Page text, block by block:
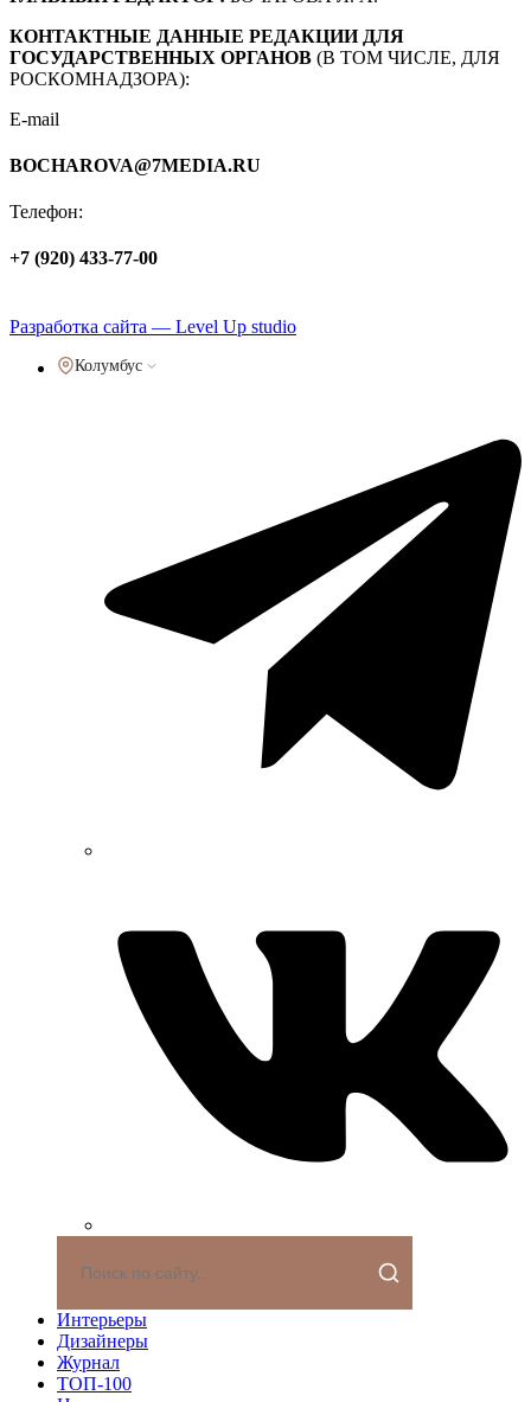
КОНТАКТНЫЕ ДАННЫЕ РЕДАКЦИИ ДЛЯ
ГОСУДАРСТВЕННЫХ ОРГАНОВ (В ТОМ ЧИСЛЕ, ДЛЯ
РОСКОМНАДЗОРА):
E-mail
BOCHAROVA@7MEDIA.RU
Телефон:
+7 (920) 433-77-00
Разработка сайта — Level Up studio
Колумбус
Интерьеры
Дизайнеры
Журнал
ТОП-100